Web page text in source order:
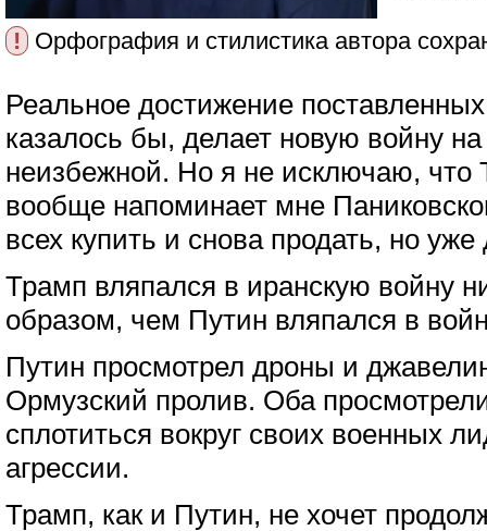
! Орфография и стилистика автора
Реальное достижение
казалось бы, делает новую войну
неизбежной. Но я не исключаю, что
вообще напоминает мне
всех купить и снова продать, но
Трамп вляпался в иранскую войну
образом, чем Путин вляпался в
Путин просмотрел дроны и
Ормузский пролив. Оба
сплотиться вокруг своих военных
агрессии.
Трамп, как и Путин, не хочет